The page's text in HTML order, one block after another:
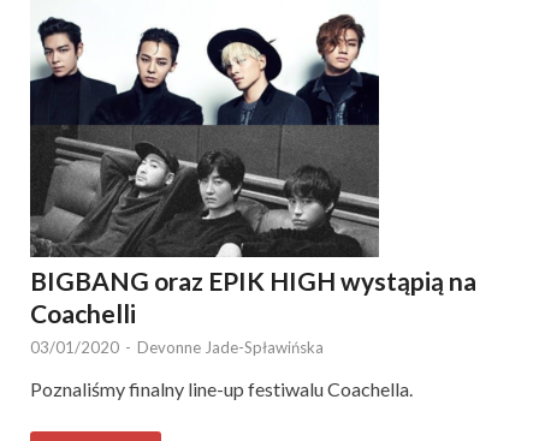
BIGBANG oraz EPIK HIGH wystąpią na
Coachelli
03/01/2020 - Devonne Jade-Spławińska
Poznaliśmy finalny line-up festiwalu Coachella.